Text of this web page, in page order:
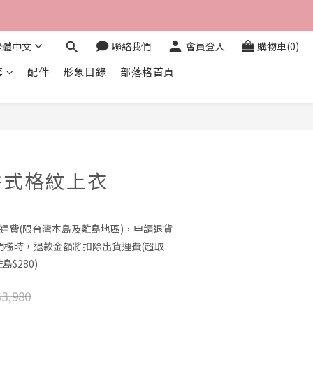
中文 聯絡我們 會員登入 購物車(0)
配件 形象目錄 部落格首頁
格紋上衣
費(限台灣本島及離島地區)，申請退貨
時，退款金額將扣除出貨運費(超取
$280)